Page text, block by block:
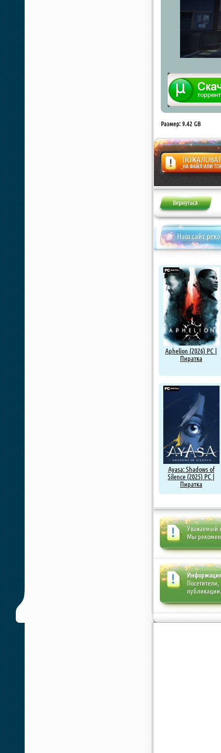
Размер: 9.42 GB
Жалоба
Наш сайт
Aphelion (2026) PC |
Пиратка
Ayasa: Shadows of
Silence (2025) PC |
Пиратка
Уважаемый
Мы
публикации.